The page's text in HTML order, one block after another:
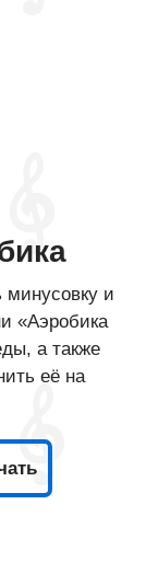
минусовку и
«Аэробика
а также
её на